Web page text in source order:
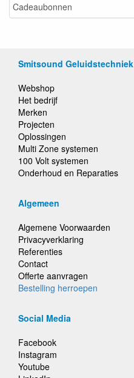
Cadeaubonnen
Smitsound Geluidstechniek
Webshop
Het bedrijf
Merken
Projecten
Oplossingen
Multi Zone systemen
100 Volt systemen
Onderhoud en Reparaties
Algemeen
Algemene Voorwaarden
Privacyverklaring
Referenties
Contact
Offerte aanvragen
Bestelling herroepen
Social Media
Facebook
Instagram
Youtube